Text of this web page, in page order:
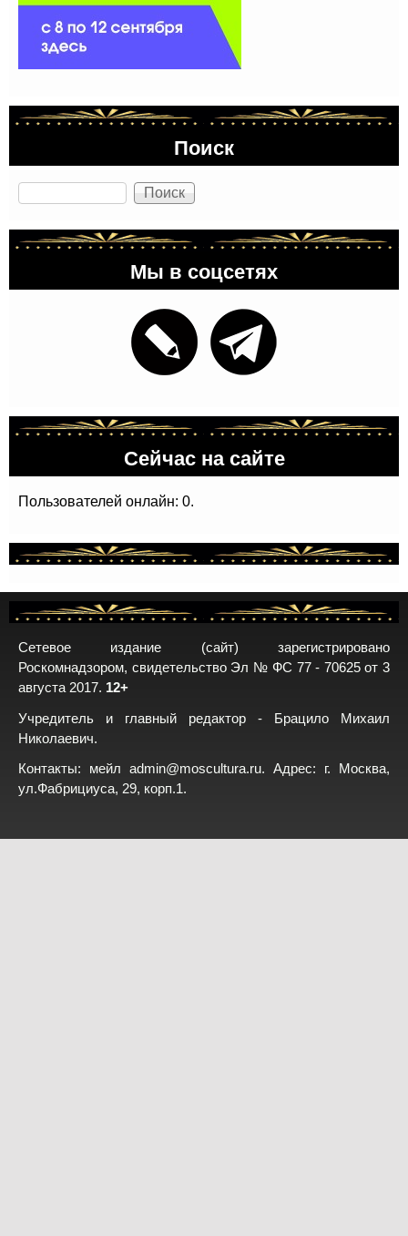
Поиск
Поиск
Мы в соцсетях
Сейчас на сайте
Пользователей онлайн: 0.
Сетевое издание (сайт) зарегистрировано
Роскомнадзором, свидетельство Эл № ФС 77 - 70625 от 3
августа 2017. 12+
Учредитель и главный редактор - Брацило Михаил
Николаевич.
Контакты: мейл admin@moscultura.ru. Адрес: г. Москва,
ул.Фабрициуса, 29, корп.1.